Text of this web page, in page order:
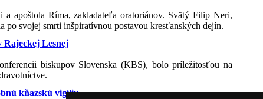
apoštola Ríma, zakladateľa oratoriánov. Svätý Filip Neri,
po svojej smrti inšpiratívnou postavou kresťanských dejín.
Lesnej
biskupov Slovenska (KBS), bolo príležitosťou na
kňazskú vigíliu